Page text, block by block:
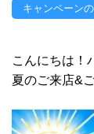
キャンペーン
こんにちは！
夏のご来店&